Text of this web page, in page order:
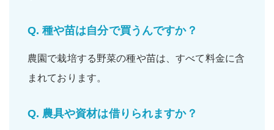
Q. 種や苗は自分で買うんですか？
農園で栽培する野菜の種や苗は、すべて料金に含
まれております。
Q. 農具や資材は借りられますか？